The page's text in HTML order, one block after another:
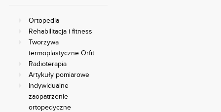
Ortopedia
Rehabilitacja i fitness
Tworzywa
termoplastyczne Orfit
Radioterapia
Artykuły pomiarowe
Indywidualne
zaopatrzenie
ortopedyczne